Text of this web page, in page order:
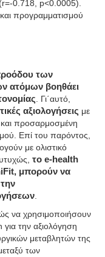
0.718, p<0.0005).
προγραμματισμού
των
ατόμων βοηθάει
. Γι΄αυτό,
αξιολογήσεις με
και προσαρμοσμένη
Επί του παρόντος,
με ολιστικό
το e-health
μπορούν να
να χρησιμοποιήσουν
για την αξιολόγηση
μεταβλητών της
των